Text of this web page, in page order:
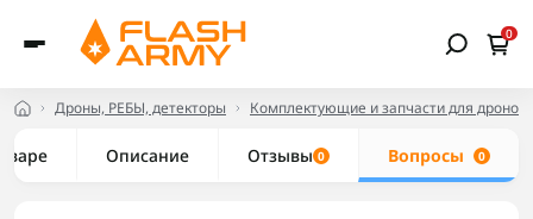
0
Дроны, РЕБЫ, детекторы Комплектующие и запчасти для дронов
Описание Отзывы 0 Вопросы 0